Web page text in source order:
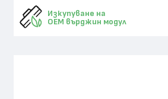
Изкупуване на
OEM върджин модул